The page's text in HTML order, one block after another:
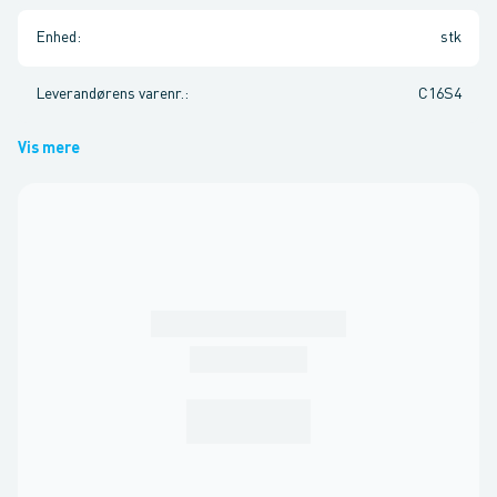
Enhed : stk
Leverandørens varenr. : C16S4
Vis mere